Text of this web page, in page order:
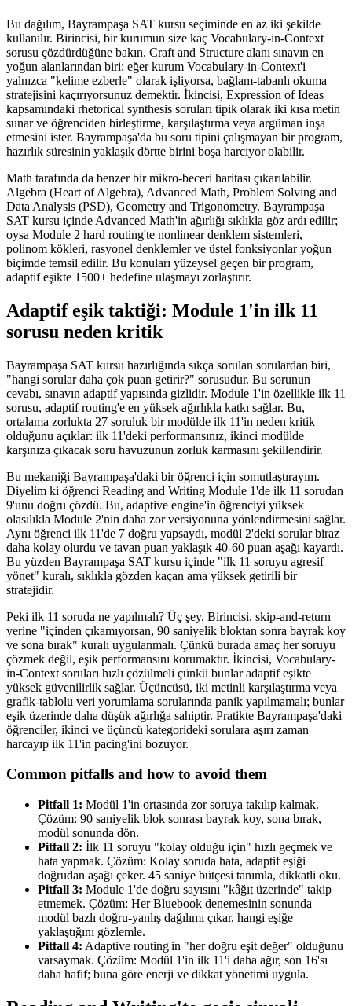
Bu dağılım, Bayrampaşa SAT kursu seçiminde en az iki şekilde
kullanılır. Birincisi, bir kurumun size kaç Vocabulary-in-Context
sorusu çözdürdüğüne bakın. Craft and Structure alanı sınavın en
yoğun alanlarından biri; eğer kurum Vocabulary-in-Context'i
yalnızca "kelime ezberle" olarak işliyorsa, bağlam-tabanlı okuma
stratejisini kaçırıyorsunuz demektir. İkincisi, Expression of Ideas
kapsamındaki rhetorical synthesis soruları tipik olarak iki kısa metin
sunar ve öğrenciden birleştirme, karşılaştırma veya argüman inşa
etmesini ister. Bayrampaşa'da bu soru tipini çalışmayan bir program,
hazırlık süresinin yaklaşık dörtte birini boşa harcıyor olabilir.
Math tarafında da benzer bir mikro-beceri haritası çıkarılabilir.
Algebra (Heart of Algebra), Advanced Math, Problem Solving and
Data Analysis (PSD), Geometry and Trigonometry. Bayrampaşa
SAT kursu içinde Advanced Math'in ağırlığı sıklıkla göz ardı edilir;
oysa Module 2 hard routing'te nonlinear denklem sistemleri,
polinom kökleri, rasyonel denklemler ve üstel fonksiyonlar yoğun
biçimde temsil edilir. Bu konuları yüzeysel geçen bir program,
adaptif eşikte 1500+ hedefine ulaşmayı zorlaştırır.
Adaptif eşik taktiği: Module 1'in ilk 11
sorusu neden kritik
Bayrampaşa SAT kursu hazırlığında sıkça sorulan sorulardan biri,
"hangi sorular daha çok puan getirir?" sorusudur. Bu sorunun
cevabı, sınavın adaptif yapısında gizlidir. Module 1'in özellikle ilk 11
sorusu, adaptif routing'e en yüksek ağırlıkla katkı sağlar. Bu,
ortalama zorlukta 27 soruluk bir modülde ilk 11'in neden kritik
olduğunu açıklar: ilk 11'deki performansınız, ikinci modülde
karşınıza çıkacak soru havuzunun zorluk karmasını şekillendirir.
Bu mekaniği Bayrampaşa'daki bir öğrenci için somutlaştırayım.
Diyelim ki öğrenci Reading and Writing Module 1'de ilk 11 sorudan
9'unu doğru çözdü. Bu, adaptive engine'in öğrenciyi yüksek
olasılıkla Module 2'nin daha zor versiyonuna yönlendirmesini sağlar.
Aynı öğrenci ilk 11'de 7 doğru yapsaydı, modül 2'deki sorular biraz
daha kolay olurdu ve tavan puan yaklaşık 40-60 puan aşağı kayardı.
Bu yüzden Bayrampaşa SAT kursu içinde "ilk 11 soruyu agresif
yönet" kuralı, sıklıkla gözden kaçan ama yüksek getirili bir
stratejidir.
Peki ilk 11 soruda ne yapılmalı? Üç şey. Birincisi, skip-and-return
yerine "içinden çıkamıyorsan, 90 saniyelik bloktan sonra bayrak koy
ve sona bırak" kuralı uygulanmalı. Çünkü burada amaç her soruyu
çözmek değil, eşik performansını korumaktır. İkincisi, Vocabulary-
in-Context soruları hızlı çözülmeli çünkü bunlar adaptif eşikte
yüksek güvenilirlik sağlar. Üçüncüsü, iki metinli karşılaştırma veya
grafik-tablolu veri yorumlama sorularında panik yapılmamalı; bunlar
eşik üzerinde daha düşük ağırlığa sahiptir. Pratikte Bayrampaşa'daki
öğrenciler, ikinci ve üçüncü kategorideki sorulara aşırı zaman
harcayıp ilk 11'in pacing'ini bozuyor.
Common pitfalls and how to avoid them
Pitfall 1: Modül 1'in ortasında zor soruya takılıp kalmak.
Çözüm: 90 saniyelik blok sonrası bayrak koy, sona bırak,
modül sonunda dön.
Pitfall 2: İlk 11 soruyu "kolay olduğu için" hızlı geçmek ve
hata yapmak. Çözüm: Kolay soruda hata, adaptif eşiği
doğrudan aşağı çeker. 45 saniye bütçesi tanımla, dikkatli oku.
Pitfall 3: Module 1'de doğru sayısını "kâğıt üzerinde" takip
etmemek. Çözüm: Her Bluebook denemesinin sonunda
modül bazlı doğru-yanlış dağılımı çıkar, hangi eşiğe
yaklaştığını gözlemle.
Pitfall 4: Adaptive routing'in "her doğru eşit değer" olduğunu
varsaymak. Çözüm: Modül 1'in ilk 11'i daha ağır, son 16'sı
daha hafif; buna göre enerji ve dikkat yönetimi uygula.